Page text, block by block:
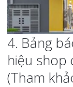
4. Bảng
hiệu shop
(Tham